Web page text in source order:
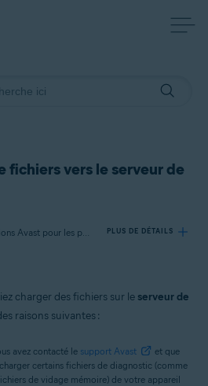
fichiers vers le serveur de
S’applique à Toutes les applications Avast pour les particuliers PLUS DE DÉTAILS
pour les particuliers
charger des fichiers sur le serveur de
raisons suivantes :
avez contacté le support Avast
et que
certains fichiers de diagnostic (comme
de vidage mémoire) de votre appareil